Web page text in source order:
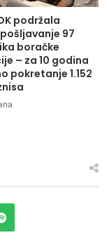
podržala
97
boračke
– za 10 godina
pokretanje 1.152
Spotify